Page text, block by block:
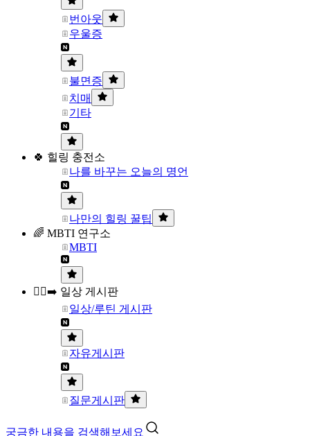
번아웃
우울증
불면증
치매
기타
🍀 힐링 충전소
나를 바꾸는 오늘의 명언
나만의 힐링 꿀팁
🌈 MBTI 연구소
MBTI
🏃‍♀️‍➡️ 일상 게시판
일상/루틴 게시판
자유게시판
질문게시판
궁금한 내용을 검색해보세요